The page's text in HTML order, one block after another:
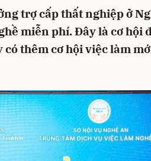
trợ cấp thất nghiệp ở
miễn phí. Đây là cơ hội
thêm cơ hội việc làm